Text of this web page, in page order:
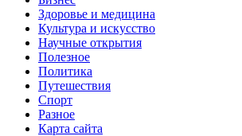
Здоровье и медицина
Культура и искусство
Научные открытия
Полезное
Политика
Путешествия
Спорт
Разное
Карта сайта